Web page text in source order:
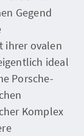
Gegend
ihrer ovalen
ideal
Porsche-
Komplex